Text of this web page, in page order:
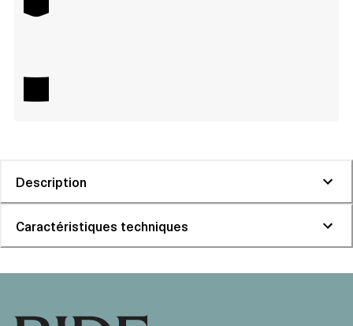
Description
Caractéristiques techniques